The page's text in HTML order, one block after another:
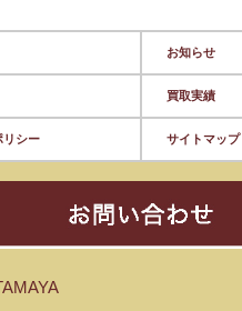
お知らせ
買取実績
リシー サイトマップ